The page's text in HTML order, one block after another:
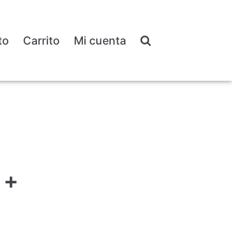
Carrito Mi cuenta